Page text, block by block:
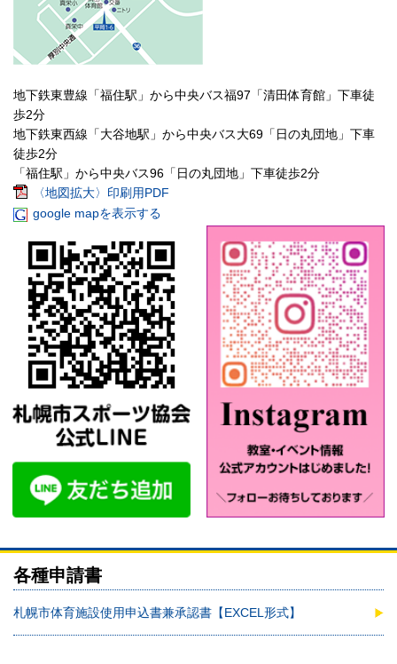
地下鉄東豊線「福住駅」から中央バス福97「清田体育館」下車徒
歩2分
地下鉄東西線「大谷地駅」から中央バス大69「日の丸団地」下車
徒歩2分
「福住駅」から中央バス96「日の丸団地」下車徒歩2分
〈地図拡大〉印刷用PDF
google mapを表示する
各種申請書
札幌市体育施設使用申込書兼承認書【EXCEL形式】